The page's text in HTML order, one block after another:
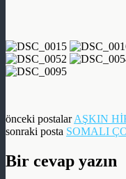
önceki postalarAŞKIN
sonraki posta SOMALI
Bir cevap yazın